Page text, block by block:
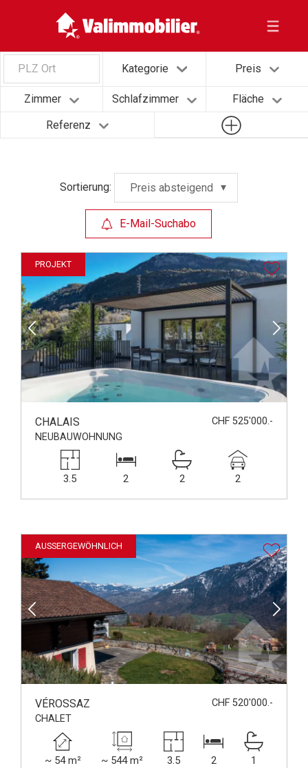
Kategorie
PLZ Ort Preis
Zimmer Schlafzimmer
Fläche
Referenz
Sortierung: Preis absteigend
E-Mail-Suchabo
PROJEKT
CHALAIS
CHF 525'000.-
NEUBAUWOHNUNG
3.5 2 2 2
AUSSERGEWÖHNLICH
VÉROSSAZ
CHF 520'000.-
CHALET
~ 54 m² ~ 544 m² 3.5 2 1